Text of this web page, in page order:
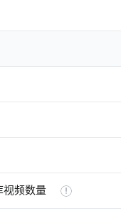
视频数量